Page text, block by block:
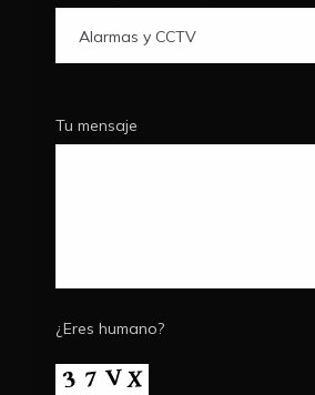
Alarmas y CCTV
Tu mensaje
¿Eres humano?